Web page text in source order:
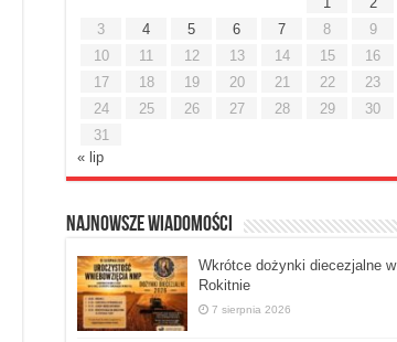
3
4 5 6 7 8
9
10
11 12 13 14 15
16
17
18 19 20 21 22
23
24
25 26 27 28 29
30
31
« lip
Najnowsze Wiadomości
Wkrótce dożynki diecezjalne w
Rokitnie
7 sierpnia 2026